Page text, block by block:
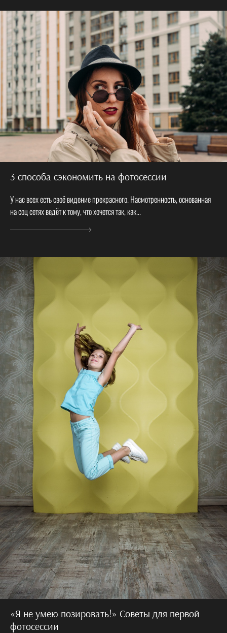
3 способа сэкономить на фотосессии
У нас всех есть своё видение прекрасного. Насмотренность, основанная
на соц сетях ведёт к тому, что хочется так, как...
«Я не умею позировать!» Советы для первой
фотосессии